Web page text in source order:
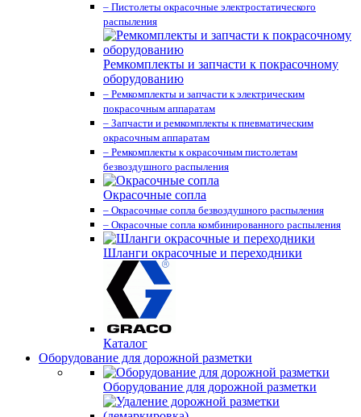
– Пистолеты окрасочные электростатического
распыления
Ремкомплекты и запчасти к покрасочному
оборудованию
– Ремкомплекты и запчасти к электрическим
покрасочным аппаратам
– Запчасти и ремкомплекты к пневматическим
окрасочным аппаратам
– Ремкомплекты к окрасочным пистолетам
безвоздушного распыления
Окрасочные сопла
– Окрасочные сопла безвоздушного распыления
– Окрасочные сопла комбинированного распыления
Шланги окрасочные и переходники
Каталог
Оборудование для дорожной разметки
Оборудование для дорожной разметки